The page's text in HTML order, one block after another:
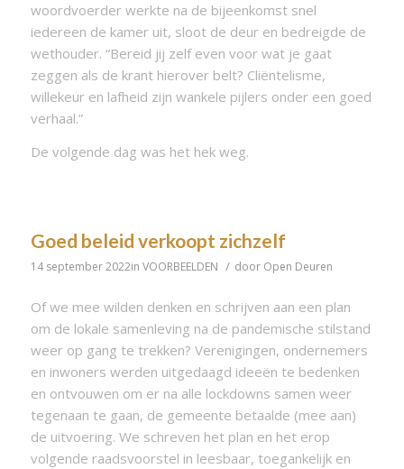
woordvoerder werkte na de bijeenkomst snel
iedereen de kamer uit, sloot de deur en bedreigde de
wethouder. “Bereid jij zelf even voor wat je gaat
zeggen als de krant hierover belt? Cliëntelisme,
willekeur en lafheid zijn wankele pijlers onder een goed
verhaal.”
De volgende dag was het hek weg.
Goed beleid verkoopt zichzelf
14 september 2022in VOORBEELDEN / door Open Deuren
Of we mee wilden denken en schrijven aan een plan
om de lokale samenleving na de pandemische stilstand
weer op gang te trekken? Verenigingen, ondernemers
en inwoners werden uitgedaagd ideeën te bedenken
en ontvouwen om er na alle lockdowns samen weer
tegenaan te gaan, de gemeente betaalde (mee aan)
de uitvoering. We schreven het plan en het erop
volgende raadsvoorstel in leesbaar, toegankelijk en